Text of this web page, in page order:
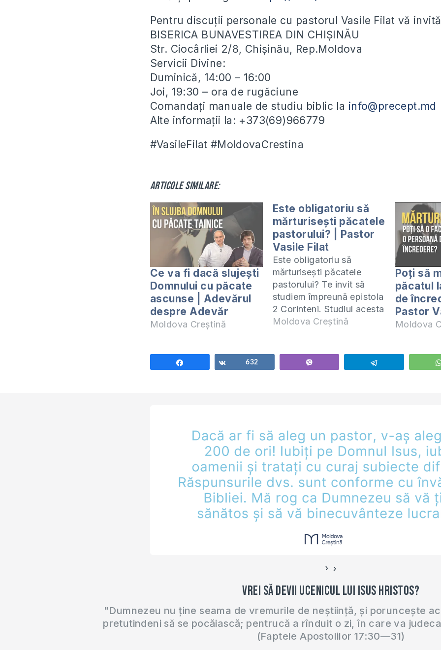
Pentru discuții personale cu pastorul Vasile Filat vă
BISERICA BUNAVESTIREA DIN CHIȘINĂU
Str. Ciocârliei 2/8, Chișinău, Rep.Moldova
Servicii Divine:
Duminică, 14:00 – 16:00
Joi, 19:30 – ora de rugăciune
Comandați manuale de studiu biblic la info@precept.md
Alte informații la: +373(69)966779
#VasileFilat #MoldovaCrestina
Articole similare:
Ce va fi dacă slujești
Domnului cu păcate
ascunse | Adevărul
despre Adevăr
Moldova Creștină
Este obligatoriu să
mărturisești păcatele
pastorului? | Pastor
Vasile Filat
Este obligatoriu să
mărturisești păcatele
pastorului? Te invit să
studiem împreună epistola
2 Corinteni. Studiul acesta
îl predau online (ZOOM) în
după care studiem poate
fi procurat la adresa:
corinteni/ Alege de la link-
ul de mai jos unul…
Moldova Creștină
Poți să
păcatul
de
Pastor
Moldova
Share632
‹ ›
Vrei să devii ucenicul lui Isus Hristos?
"Dumnezeu nu ține seama de vremurile de neștiință, și poruncește
pretutindeni să se pocăiască; pentrucă a rînduit o zi, în care va
(Faptele Apostolilor 17:30—31)